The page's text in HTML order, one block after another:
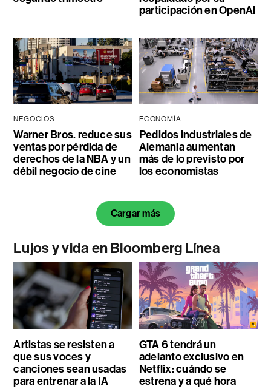
participación en OpenAI
NEGOCIOS
Warner Bros. reduce sus
ventas por pérdida de
derechos de la NBA y un
débil negocio de cine
ECONOMÍA
Pedidos industriales de
Alemania aumentan
más de lo previsto por
los economistas
Cargar más
Lujos y vida en Bloomberg Línea
Artistas se resisten a
que sus voces y
canciones sean usadas
para entrenar a la IA
GTA 6 tendrá un
adelanto exclusivo en
Netflix: cuándo se
estrena y a qué hora